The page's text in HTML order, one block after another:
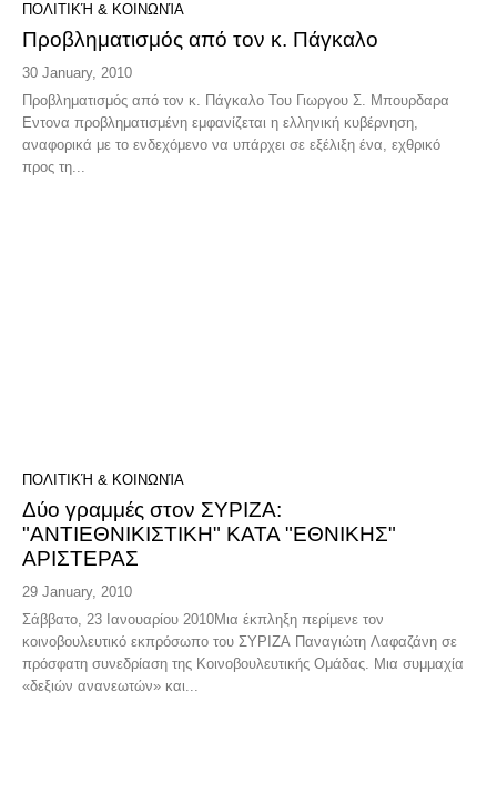
ΠΟΛΙΤΙΚΉ & ΚΟΙΝΩΝΊΑ
Προβληματισμός από τον κ. Πάγκαλο
30 January, 2010
Προβληματισμός από τον κ. Πάγκαλο Του Γιωργου Σ. Μπουρδαρα
Εντονα προβληματισμένη εμφανίζεται η ελληνική κυβέρνηση,
αναφορικά με το ενδεχόμενο να υπάρχει σε εξέλιξη ένα, εχθρικό
προς τη...
ΠΟΛΙΤΙΚΉ & ΚΟΙΝΩΝΊΑ
Δύο γραμμές στον ΣΥΡΙΖΑ:
"ΑΝΤΙΕΘΝΙΚΙΣΤΙΚΗ" ΚΑΤΑ "ΕΘΝΙΚΗΣ"
ΑΡΙΣΤΕΡΑΣ
29 January, 2010
Σάββατο, 23 Ιανουαρίου 2010Μια έκπληξη περίμενε τον
κοινοβουλευτικό εκπρόσωπο του ΣΥΡΙΖΑ Παναγιώτη Λαφαζάνη σε
πρόσφατη συνεδρίαση της Κοινοβουλευτικής Ομάδας. Μια συμμαχία
«δεξιών ανανεωτών» και...